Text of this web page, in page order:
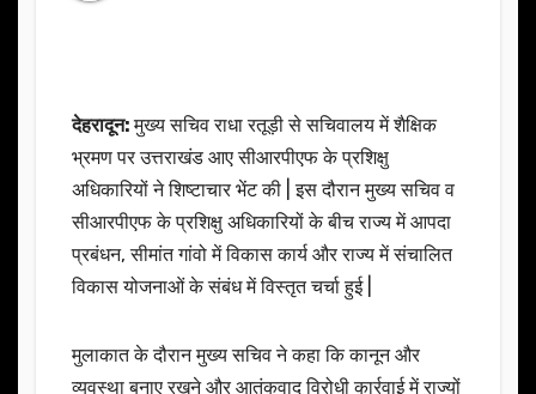
देहरादून:मुख्य सचिव राधा रतूड़ी से सचिवालय में शैक्षिक
भ्रमण पर उत्तराखंड आए सीआरपीएफ के प्रशिक्षु
अधिकारियों ने शिष्टाचार भेंट की | इस दौरान मुख्य सचिव व
सीआरपीएफ के प्रशिक्षु अधिकारियों के बीच राज्य में आपदा
प्रबंधन, सीमांत गांवो में विकास कार्य और राज्य में संचालित
विकास योजनाओं के संबंध में विस्तृत चर्चा हुई |
मुलाकात के दौरान मुख्य सचिव ने कहा कि कानून और
व्यवस्था बनाए रखने और आतंकवाद विरोधी कार्रवाई में राज्यों